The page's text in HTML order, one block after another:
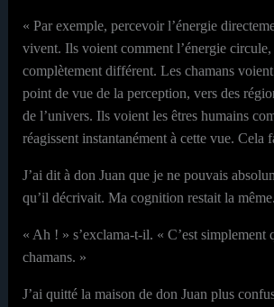
« Par exemple, percevoir l’énergie
vivent. Ils voient comment l’énergie
complètement différent. Les chamans
point de vue de la perception, vers des
de l’univers. Ils voient les êtres humains
réagissent instantanément à cette vue.
J’ai dit à don Juan que je ne pouvais
qu’il décrivait. Ma cognition restait la même.
« Ah ! » s’exclama-t-il. « C’est simplement
chamans. »
J’ai quitté la maison de don Juan plus